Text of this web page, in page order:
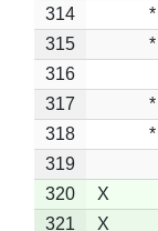
314
*
315
*
316
317
*
318
*
319
320
X
321
X